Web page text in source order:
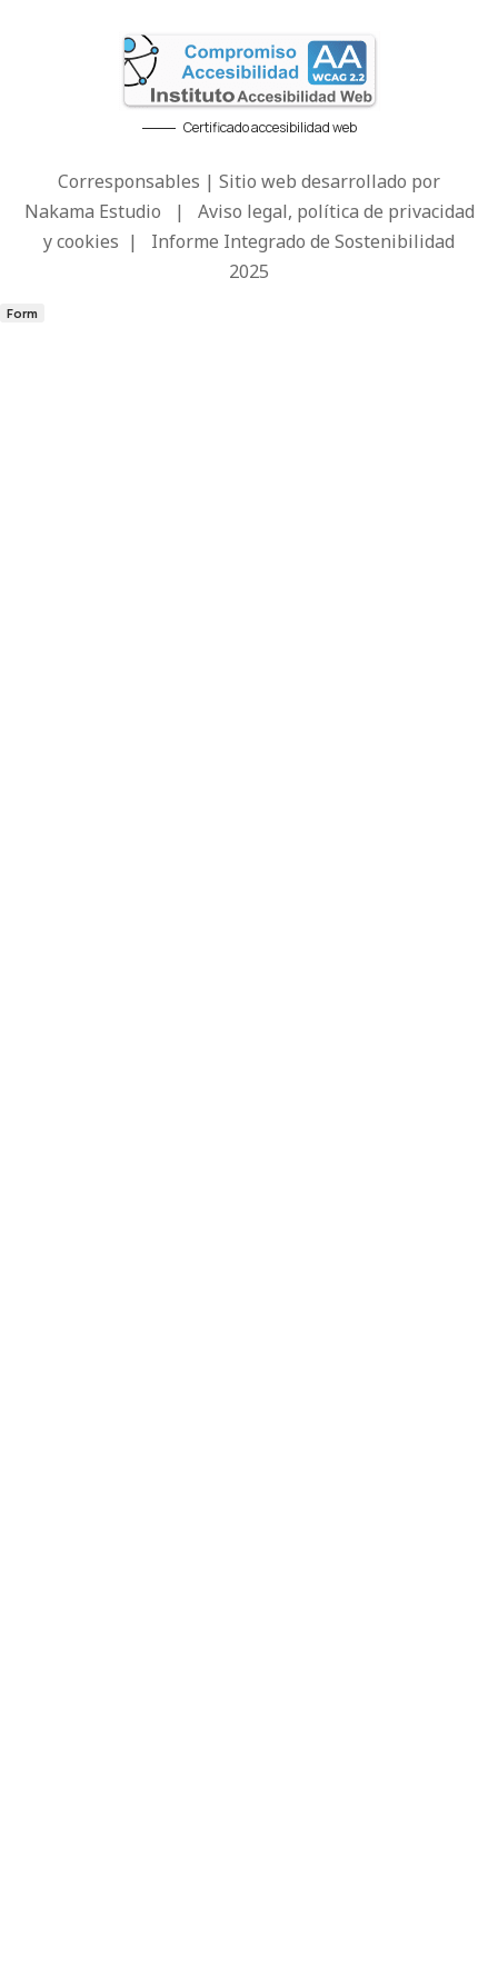
Certificado accesibilidad web
Corresponsables | Sitio web desarrollado por
Nakama Estudio | Aviso legal, política de privacidad
y cookies | Informe Integrado de Sostenibilidad
2025
Form